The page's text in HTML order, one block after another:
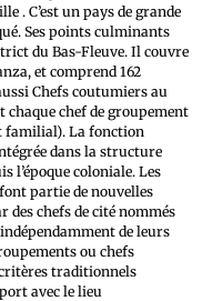
. C’est un pays de grande
Ses points culminants
du Bas-Fleuve. Il couvre
et comprend 162
Chefs coutumiers au
chaque chef de groupement
familial). La fonction
dans la structure
l’époque coloniale. Les
partie de nouvelles
des chefs de cité nommés
de leurs
ou chefs
traditionnels
avec le lieu